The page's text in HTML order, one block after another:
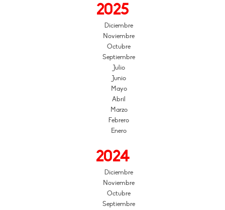
2025
Diciembre
Noviembre
Octubre
Septiembre
Julio
Junio
Mayo
Abril
Marzo
Febrero
Enero
2024
Diciembre
Noviembre
Octubre
Septiembre